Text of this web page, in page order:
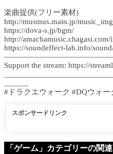
楽曲提供(フリー素材)
http://musmus.main.jp/
https://dova-s.jp/bgm/
http://
https://soundeffect-lab.info/
Support the stream: https://
#ドラクエウォーク #DQウォー
スポンサードリンク
「ゲーム」カテゴリーの関